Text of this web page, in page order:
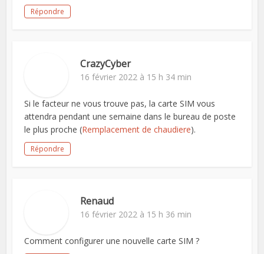
Répondre
CrazyCyber
16 février 2022 à 15 h 34 min
Si le facteur ne vous trouve pas, la carte SIM vous
attendra pendant une semaine dans le bureau de poste
le plus proche (Remplacement de chaudiere).
Répondre
Renaud
16 février 2022 à 15 h 36 min
Comment configurer une nouvelle carte SIM ?